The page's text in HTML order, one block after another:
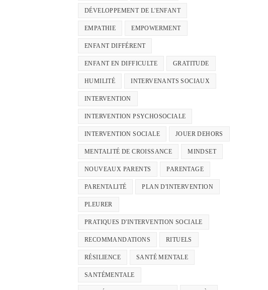
DÉVELOPPEMENT DE L'ENFANT
EMPATHIE EMPOWERMENT
ENFANT DIFFÉRENT
ENFANT EN DIFFICULTE GRATITUDE
HUMILITÉ INTERVENANTS SOCIAUX
INTERVENTION
INTERVENTION PSYCHOSOCIALE
INTERVENTION SOCIALE JOUER DEHORS
MENTALITÉ DE CROISSANCE MINDSET
NOUVEAUX PARENTS PARENTAGE
PARENTALITÉ PLAN D'INTERVENTION
PLEURER
PRATIQUES D'INTERVENTION SOCIALE
RECOMMANDATIONS RITUELS
RÉSILIENCE SANTÉ MENTALE
SANTÉMENTALE